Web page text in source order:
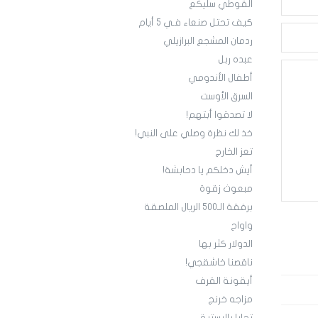
القوطي سليكع
كيف تحتل صنعاء فـي 5 أيام
ردمان المشجع البرازيلي
عبده ربل
أطفال الأندومي
السرق الأوست
لا تصدقوا أبتهم!
خذ لك نظرة وصلي على النبي!
تعز الخارج
أيش دخلكم يا دحابشة!
مبعوث زقوة
برفقة الـ500 الريال الملصقة
واواح
الدولار كثر بها
ناقصنا خاشقجي!
أيقونة القرف
مزاجه خرنج